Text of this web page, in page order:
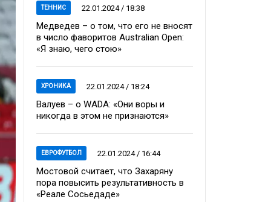
ТЕННИС 22.01.2024 / 18:38
Медведев – о том, что его не вносят
в число фаворитов Australian Open:
«Я знаю, чего стою»
ХРОНИКА 22.01.2024 / 18:24
Валуев – о WADA: «Они воры и
никогда в этом не признаются»
ЕВРОФУТБОЛ 22.01.2024 / 16:44
Мостовой считает, что Захаряну
пора повысить результативность в
«Реале Сосьедаде»